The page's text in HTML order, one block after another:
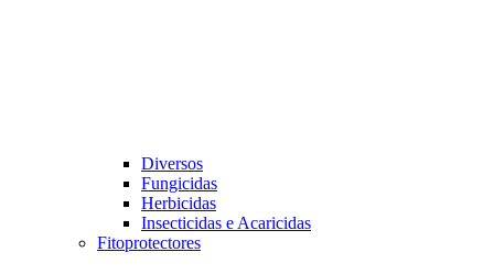
Diversos
Fungicidas
Herbicidas
Insecticidas e Acaricidas
Fitoprotectores